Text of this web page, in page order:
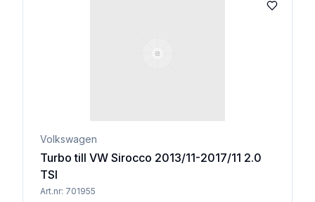
Lägg till
Volkswagen
Turbo till VW Sirocco 2013/11-2017/11 2.0
TSI
Art.nr: 701955